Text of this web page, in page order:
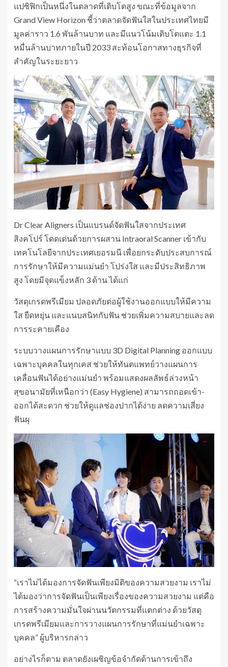
แปซิฟิกเป็นหนึ่งในตลาดที่เติบโตสูง ขณะที่ข้อมูลจาก
Grand View Horizon ชี้ว่าตลาดจัดฟันใสในประเทศไทยมี
มูลค่าราว 1.6 พันล้านบาท และมีแนวโน้มเติบโตแตะ 1.1
หมื่นล้านบาทภายในปี 2033 สะท้อนโอกาสทางธุรกิจที่
สำคัญในระยะยาว
Dr Clear Aligners เป็นแบรนด์จัดฟันใสจากประเทศ
สิงคโปร์ โดดเด่นด้วยการผสาน Intraoral Scanner เข้ากับ
เทคโนโลยีจากประเทศเยอรมนี เพื่อยกระดับประสบการณ์
การรักษาให้มีความแม่นยำ โปร่งใส และมีประสิทธิภาพ
สูง โดยมีจุดแข็งหลัก 3 ด้าน ได้แก่
วัสดุเกรดพรีเมียม ปลอดภัยต่อผู้ใช้งานออกแบบให้มีความ
ใส ยืดหยุ่น และแนบสนิทกับฟัน ช่วยเพิ่มความสบายและลด
การระคายเคือง
ระบบวางแผนการรักษาแบบ 3D Digital Planning ออกแบบ
เฉพาะบุคคลในทุกเคส ช่วยให้ทันตแพทย์วางแผนการ
เคลื่อนฟันได้อย่างแม่นยำ พร้อมแสดงผลลัพธ์ล่วงหน้า
สุขอนามัยที่เหนือกว่า (Easy Hygiene) สามารถถอดเข้า-
ออกได้สะดวก ช่วยให้ดูแลช่องปากได้ง่าย ลดความเสี่ยง
ฟันผุ
“เราไม่ได้มองการจัดฟันเพียงมิติของความสวยงาม เราไม่
ได้มองว่าการจัดฟันเป็นเพียงเรื่องของความสวยงาม แต่คือ
การสร้างความมั่นใจผ่านนวัตกรรมที่แตกต่าง ด้วยวัสดุ
เกรดพรีเมียมและการวางแผนการรักษาที่แม่นยำเฉพาะ
บุคคล” ผู้บริหารกล่าว
อย่างไรก็ตาม ตลาดยังเผชิญข้อจำกัดด้านการเข้าถึง